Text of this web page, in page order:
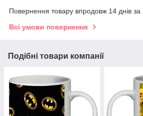
Повернення товару впродовж 14 днів за
Всі умови повернення
Подібні товари компанії